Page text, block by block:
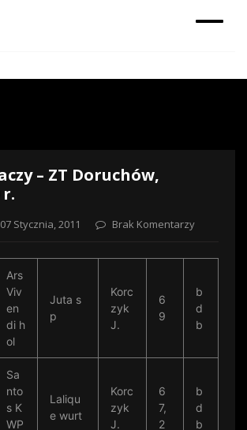
– ZT Doruchów,
r.
07 Stycznia, 2011 Brak Komentarzy
Ars
Viv
en
di h
ol
Juta s
p
Korc
zyk
J.
6
9
b
d
b
Sa
nto
s K
WP
Laliqu
e wurt
Korc
zyk
J.
6
7,
2
b
d
b